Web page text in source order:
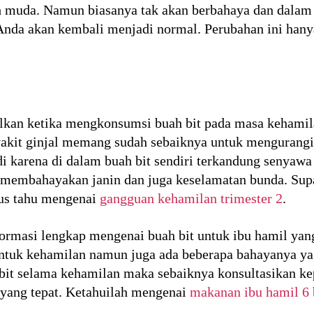
muda. Namun biasanya tak akan berbahaya dan
akan kembali menjadi normal. Perubahan ini
ketika mengkonsumsi buah bit pada masa
ginjal memang sudah sebaiknya untuk
di dalam buah bit sendiri terkandung
janin dan juga keselamatan bunda.
tahu mengenai gangguan kehamilan trimester 2.
lengkap mengenai buah bit untuk ibu hamil
kehamilan namun juga ada beberapa bahayanya
selama kehamilan maka sebaiknya konsultasikan
tepat. Ketahuilah mengenai makanan ibu hamil 6